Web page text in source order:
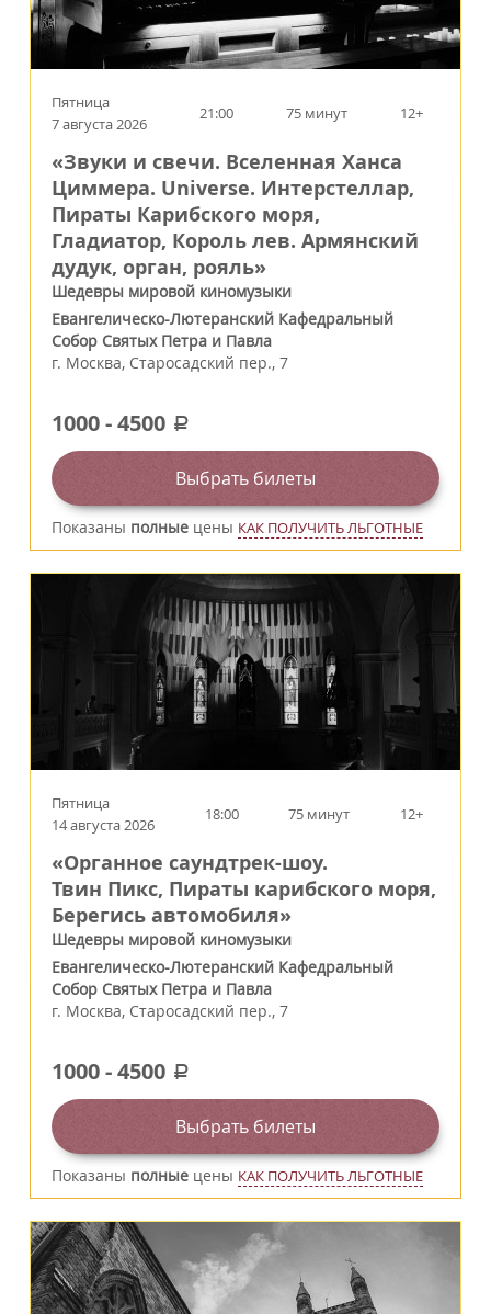
Пятница
7 августа 2026
21:00 75 минут 12+
«Звуки и свечи. Вселенная Ханса
Циммера. Universe. Интерстеллар,
Пираты Карибского моря,
Гладиатор, Король лев. Армянский
дудук, орган, рояль»
Шедевры мировой киномузыки
Евангелическо-Лютеранский Кафедральный
Собор Святых Петра и Павла
г. Москва, Старосадский пер., 7
1000-4500 a
Выбрать билеты
Показаны полные цены КАК ПОЛУЧИТЬ ЛЬГОТНЫЕ
Пятница
14 августа 2026
18:00 75 минут 12+
«Органное саундтрек-шоу.
Твин Пикс, Пираты карибского моря,
Берегись автомобиля»
Шедевры мировой киномузыки
Евангелическо-Лютеранский Кафедральный
Собор Святых Петра и Павла
г. Москва, Старосадский пер., 7
1000-4500 a
Выбрать билеты
Показаны полные цены КАК ПОЛУЧИТЬ ЛЬГОТНЫЕ